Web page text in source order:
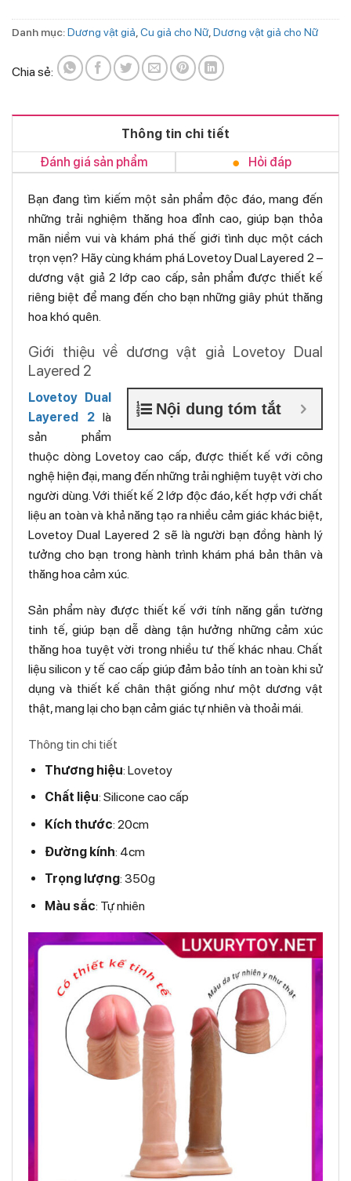
Danh mục:Dương vật giả Cu giả cho Nữ Dương vật giả cho Nữ
Chia sẻ:
Thông tin chi tiết
Đánh giá sản phẩm
Hỏi đáp
Bạn đang tìm kiếm một sản phẩm độc đáo, mang đến
những trải nghiệm thăng hoa đỉnh cao, giúp bạn thỏa
mãn niềm vui và khám phá thế giới tình dục một cách
trọn vẹn? Hãy cùng khám phá Lovetoy Dual Layered 2 –
dương vật giả 2 lớp cao cấp, sản phẩm được thiết kế
riêng biệt để mang đến cho bạn những giây phút thăng
hoa khó quên.
Giới thiệu về dương vật giả Lovetoy Dual
Layered 2
Nội dung tóm tắt
Lovetoy Dual
Layered 2là
sản phẩm
thuộc dòng Lovetoy cao cấp, được thiết kế với công
nghệ hiện đại, mang đến những trải nghiệm tuyệt vời cho
người dùng. Với thiết kế 2 lớp độc đáo, kết hợp với chất
liệu an toàn và khả năng tạo ra nhiều cảm giác khác biệt,
Lovetoy Dual Layered 2 sẽ là người bạn đồng hành lý
tưởng cho bạn trong hành trình khám phá bản thân và
thăng hoa cảm xúc.
Sản phẩm này được thiết kế với tính năng gắn tường
tinh tế, giúp bạn dễ dàng tận hưởng những cảm xúc
thăng hoa tuyệt vời trong nhiều tư thế khác nhau. Chất
liệu silicon y tế cao cấp giúp đảm bảo tính an toàn khi sử
dụng và thiết kế chân thật giống như một dương vật
thật, mang lại cho bạn cảm giác tự nhiên và thoải mái.
Thông tin chi tiết
Thương hiệu: Lovetoy
Chất liệu: Silicone cao cấp
Kích thước: 20cm
Đường kính: 4cm
Trọng lượng: 350g
Màu sắc: Tự nhiên